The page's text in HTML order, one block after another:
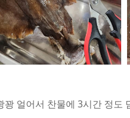
얼어서 찬물에 3시간 정도